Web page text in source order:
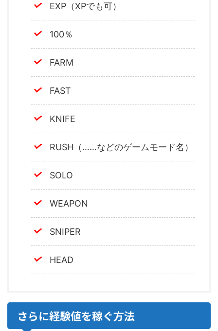
EXP（XPでも可）
100％
FARM
FAST
KNIFE
RUSH（……などのゲームモード名）
SOLO
WEAPON
SNIPER
HEAD
さらに経験値を稼ぐ方法